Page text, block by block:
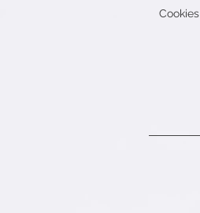
Cookies